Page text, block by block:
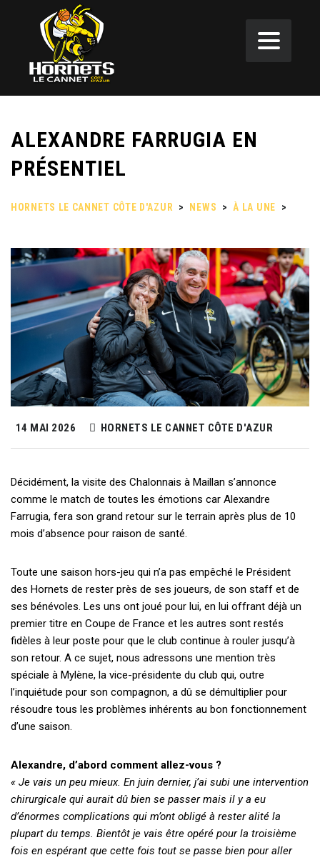
ALEXANDRE FARRUGIA EN
PRÉSENTIEL
HORNETS LE CANNET CÔTE D'AZUR > NEWS > À LA UNE
>
14 MAI 2026 HORNETS LE CANNET CÔTE D'AZUR
Décidément, la visite des Chalonnais à Maillan s’annonce
comme le match de toutes les émotions car Alexandre
Farrugia, fera son grand retour sur le terrain après plus de 10
mois d’absence pour raison de santé.
Toute une saison hors-jeu qui n’a pas empêché le Président
des Hornets de rester près de ses joueurs, de son staff et de
ses bénévoles. Les uns ont joué pour lui, en lui offrant déjà un
premier titre en Coupe de France et les autres sont restés
fidèles à leur poste pour que le club continue à rouler jusqu’à
son retour. A ce sujet, nous adressons une mention très
spéciale à Mylène, la vice-présidente du club qui, outre
l’inquiétude pour son compagnon, a dû se démultiplier pour
résoudre tous les problèmes inhérents au bon fonctionnement
d’une saison.
Alexandre, d’abord comment allez-vous ?
« Je vais un peu mieux. En juin dernier, j’ai subi une intervention
chirurgicale qui aurait dû bien se passer mais il y a eu
d’énormes complications qui m’ont obligé à rester alité la
plupart du temps. Bientôt je vais être opéré pour la troisième
fois en espérant que cette fois tout se passe bien pour aller